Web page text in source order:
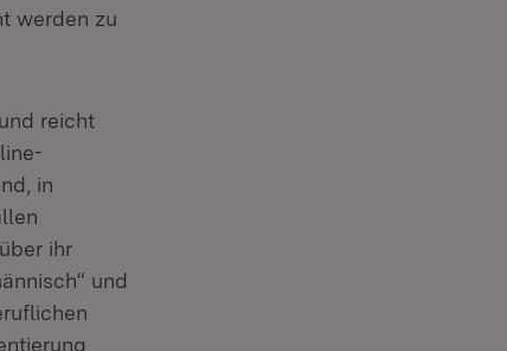
werden zu
reicht
in
ihr
und